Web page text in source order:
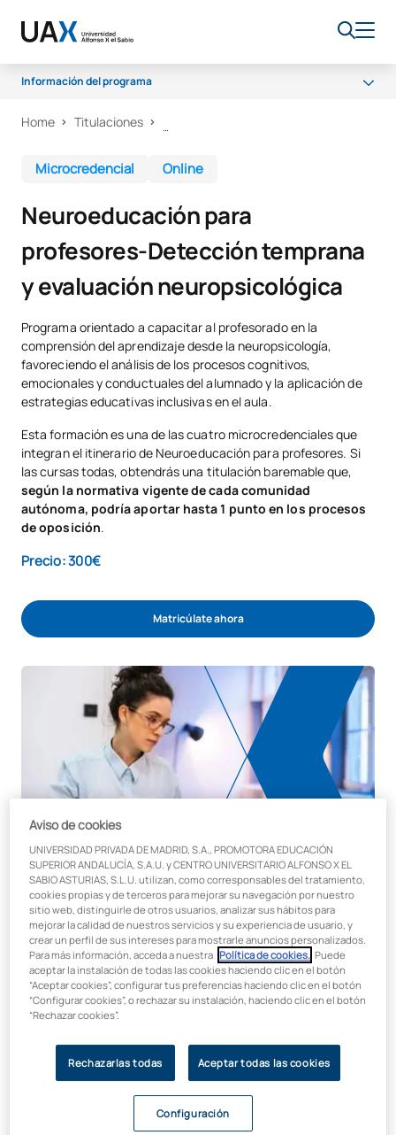
Información del programa
Por qué UAX
Home Titulaciones
Microcredencial Online
Neuroeducación para
profesores-Detección temprana
y evaluación neuropsicológica
Programa orientado a capacitar al profesorado en la
comprensión del aprendizaje desde la neuropsicología,
favoreciendo el análisis de los procesos cognitivos,
emocionales y conductuales del alumnado y la aplicación de
estrategias educativas inclusivas en el aula.
Esta formación es una de las cuatro microcredenciales que
integran el itinerario de Neuroeducación para profesores. Si
las cursas todas, obtendrás una titulación baremable que,
según la normativa vigente de cada comunidad
autónoma, podría aportar hasta 1 punto en los procesos
de oposición.
Precio: 300€
Matricúlate ahora
Duración Créditos
25 horas / 1 ETCS
Modalidad
Online
Facultad
Precio:
300€
Aviso de cookies
UNIVERSIDAD PRIVADA DE MADRID, S.A., PROMOTORA EDUCACIÓN
SUPERIOR ANDALUCÍA, S.A.U. y CENTRO UNIVERSITARIO ALFONSO X EL
SABIO ASTURIAS, S.L.U. utilizan, como corresponsables del tratamiento,
cookies propias y de terceros para mejorar su navegación por nuestro
sitio web, distinguirle de otros usuarios, analizar sus hábitos para
mejorar la calidad de nuestros servicios y su experiencia de usuario, y
crear un perfil de sus intereses para mostrarle anuncios personalizados.
Para más información, acceda a nuestra Política de cookies. . Puede
aceptar la instalación de todas las cookies haciendo clic en el botón
“Aceptar cookies”, configurar tus preferencias haciendo clic en el botón
“Configurar cookies”, o rechazar su instalación, haciendo clic en el botón
“Rechazar cookies”.
Rechazarlas todas Aceptar todas las cookies
Configuración